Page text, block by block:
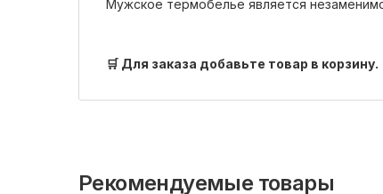
Мужское термобелье является
🛒 Для заказа добавьте товар в корзину.
Рекомендуемые товары